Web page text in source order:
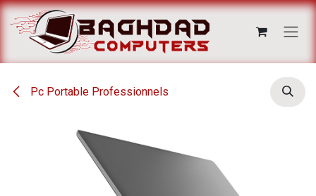
Se rendre au contenu
Pc Portable Professionnels